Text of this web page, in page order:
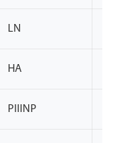
LN
HA
PIIINP